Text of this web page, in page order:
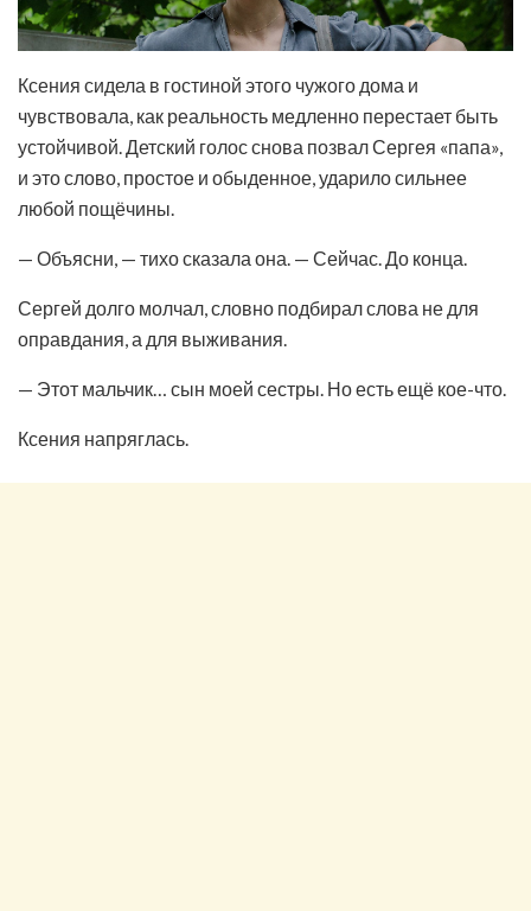
Ксения сидела в гостиной этого чужого дома и
чувствовала, как реальность медленно перестает быть
устойчивой. Детский голос снова позвал Сергея «папа»,
и это слово, простое и обыденное, ударило сильнее
любой пощёчины.
— Объясни, — тихо сказала она. — Сейчас. До конца.
Сергей долго молчал, словно подбирал слова не для
оправдания, а для выживания.
— Этот мальчик… сын моей сестры. Но есть ещё кое-что.
Ксения напряглась.